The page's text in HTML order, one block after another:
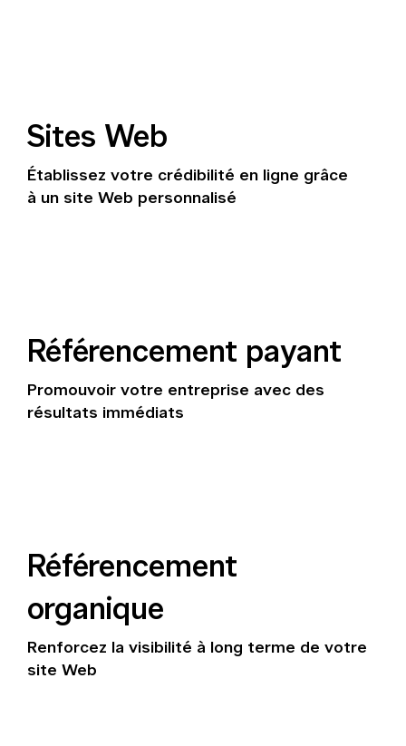
Sites Web
Établissez votre crédibilité en ligne grâce
à un site Web personnalisé
Référencement payant
Promouvoir votre entreprise avec des
résultats immédiats
Référencement
organique
Renforcez la visibilité à long terme de votre
site Web